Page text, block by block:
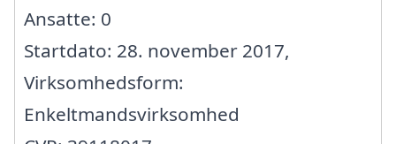
Ansatte: 0
Startdato: 28. november 2017,
Virksomhedsform:
Enkeltmandsvirksomhed